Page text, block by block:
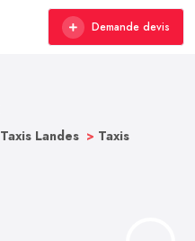
Demande devis
Taxis Landes > Taxis